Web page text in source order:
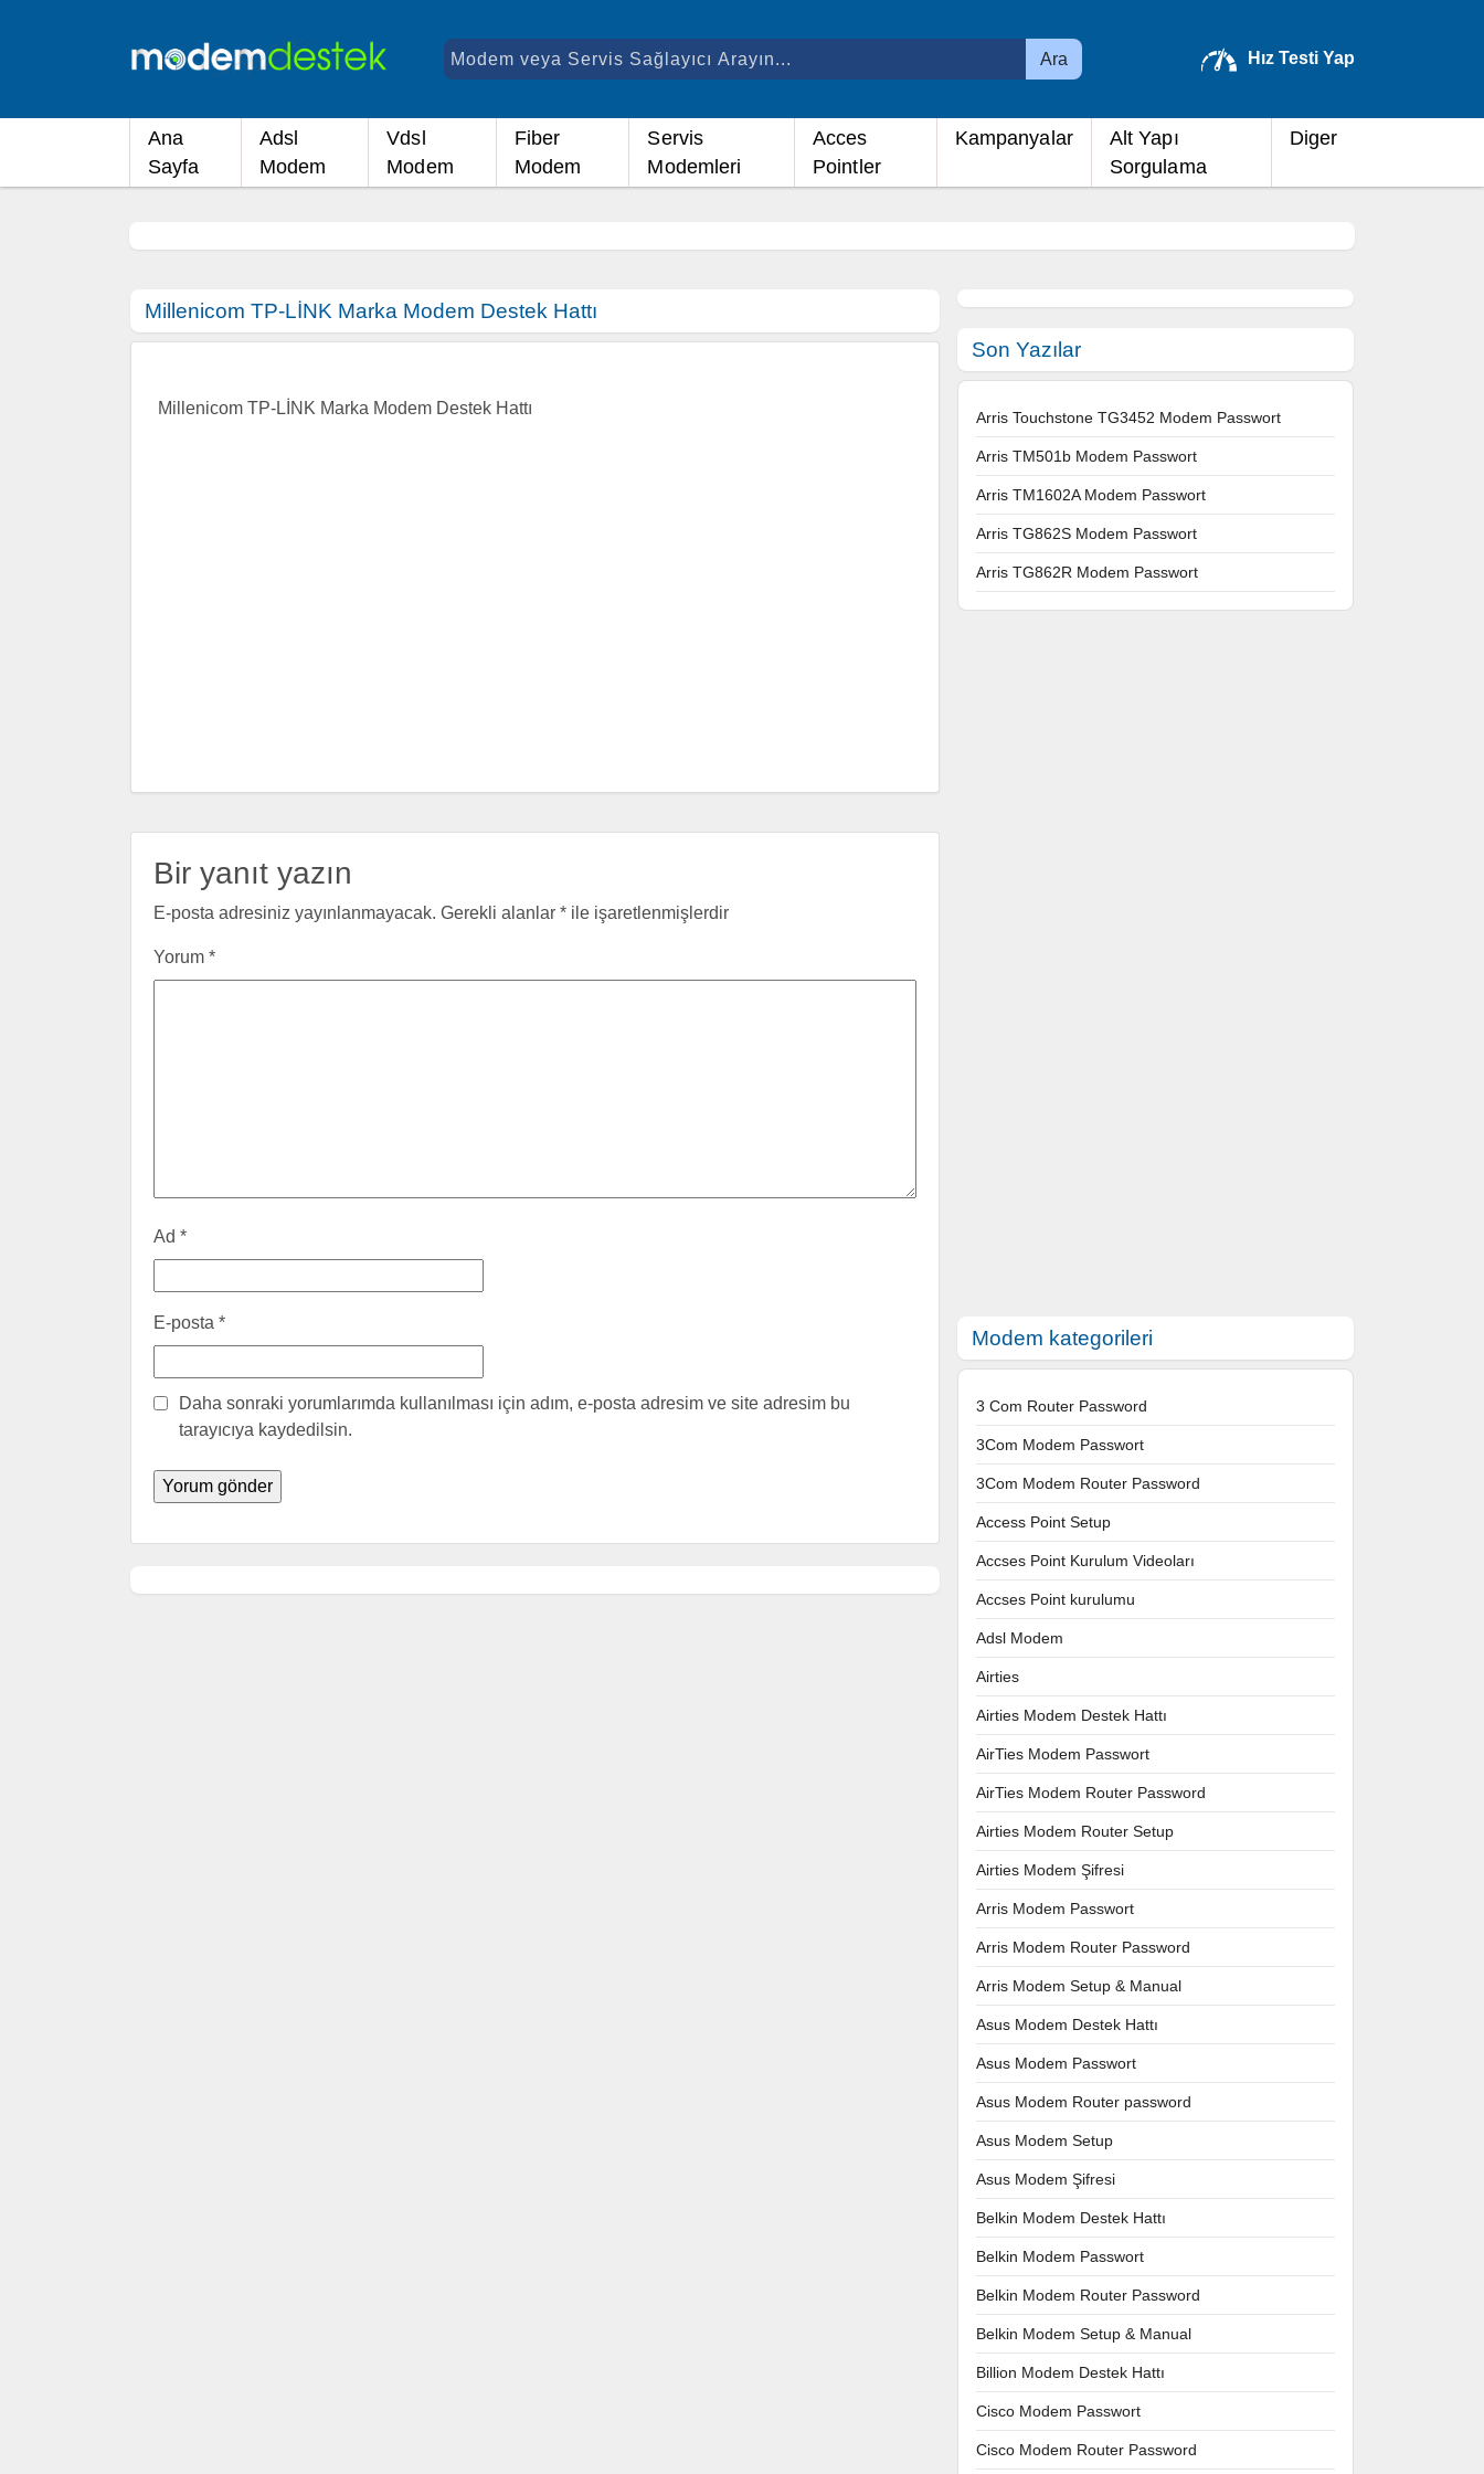
Ara Hız Testi Yap
Ana
Sayfa
Adsl
Modem
Vdsl
Modem
Fiber
Modem
Servis
Modemleri
Acces
Pointler
Kampanyalar
Alt Yapı
Sorgulama
Diger
Millenicom TP-LİNK Marka Modem Destek Hattı
Millenicom TP-LİNK Marka Modem Destek Hattı
Bir yanıt yazın
E-posta adresiniz yayınlanmayacak. Gerekli alanlar * ile işaretlenmişlerdir
Yorum *
Ad *
E-posta *
Daha sonraki yorumlarımda kullanılması için adım, e-posta adresim ve site adresim bu
tarayıcıya kaydedilsin.
Son Yazılar
Arris Touchstone TG3452 Modem Passwort
Arris TM501b Modem Passwort
Arris TM1602A Modem Passwort
Arris TG862S Modem Passwort
Arris TG862R Modem Passwort
Modem kategorileri
3 Com Router Password
3Com Modem Passwort
3Com Modem Router Password
Access Point Setup
Accses Point Kurulum Videoları
Accses Point kurulumu
Adsl Modem
Airties
Airties Modem Destek Hattı
AirTies Modem Passwort
AirTies Modem Router Password
Airties Modem Router Setup
Airties Modem Şifresi
Arris Modem Passwort
Arris Modem Router Password
Arris Modem Setup & Manual
Asus Modem Destek Hattı
Asus Modem Passwort
Asus Modem Router password
Asus Modem Setup
Asus Modem Şifresi
Belkin Modem Destek Hattı
Belkin Modem Passwort
Belkin Modem Router Password
Belkin Modem Setup & Manual
Billion Modem Destek Hattı
Cisco Modem Passwort
Cisco Modem Router Password